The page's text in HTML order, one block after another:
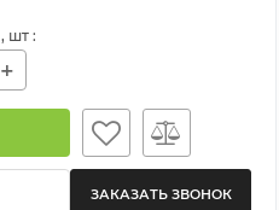
, шт :
+